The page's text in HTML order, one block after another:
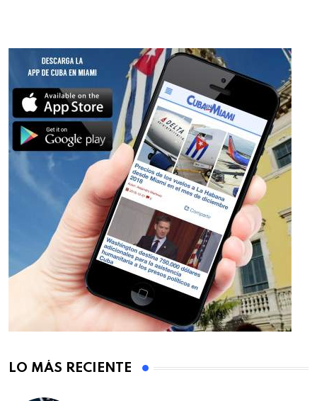
LO MÁS RECIENTE